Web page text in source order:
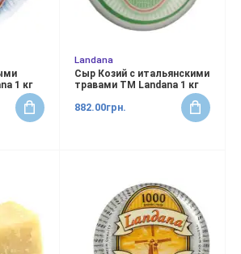
1 кг
Landana
Сыр Козий с итальянскими
травами ТМ Landana 1 кг
882.00грн.